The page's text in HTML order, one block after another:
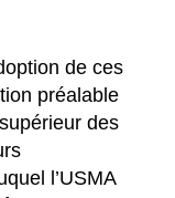
de ces
préalable
des
l’USMA